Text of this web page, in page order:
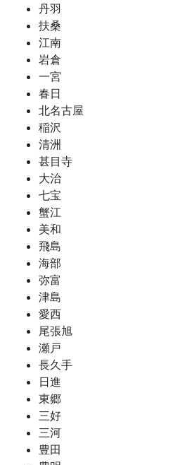
丹羽
扶桑
江南
岩倉
一宮
春日
北名古屋
稲沢
清洲
甚目寺
大治
七宝
蟹江
美和
飛島
海部
弥富
津島
愛西
尾張旭
瀬戸
長久手
日進
東郷
三好
三河
豊田